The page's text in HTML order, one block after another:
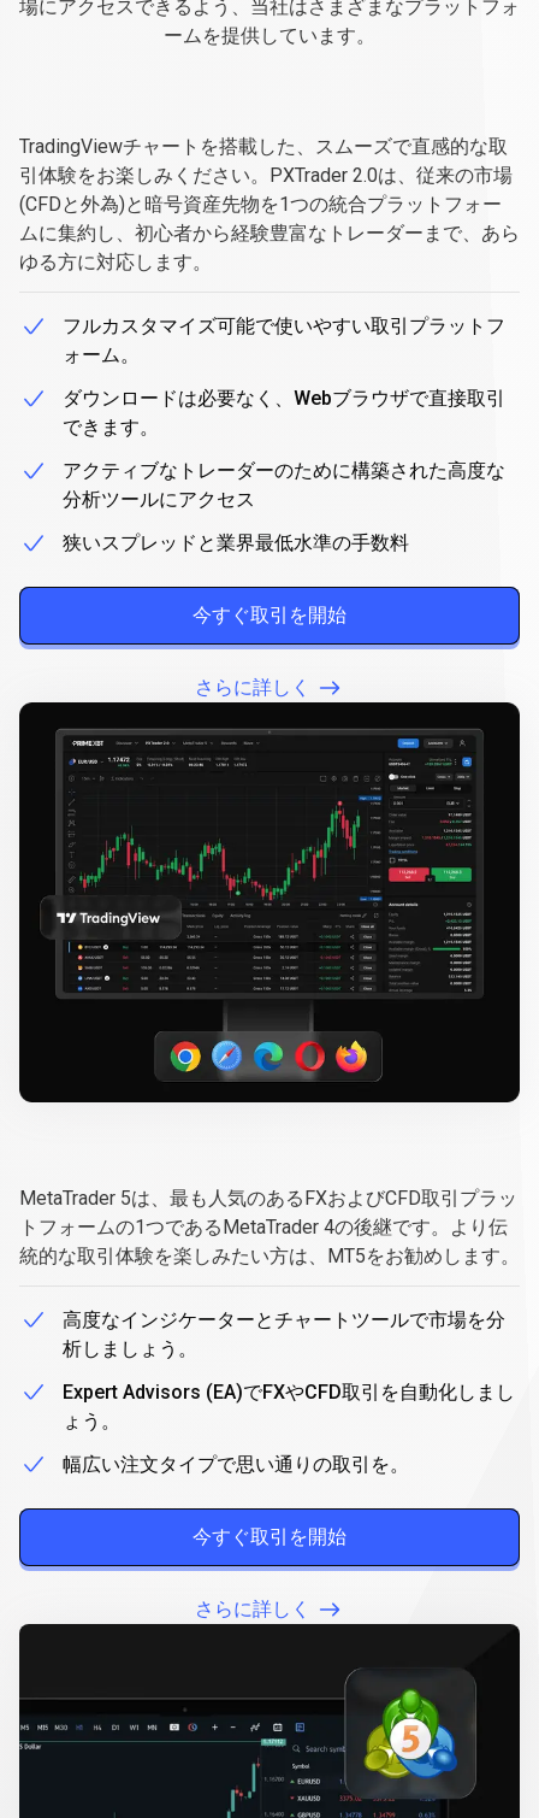
る
ズ
に
対
応
す
る
取
引
プ
ラ
ッ
フ
ォ
ー
ム
場にアクセスできるよう、当社はさまざまなプラットフォ
ームを提供しています。
2.0
PXTrader 2.0
TradingViewチャートを搭載した、スムーズで直感的な取
引体験をお楽しみください。PXTrader 2.0は、従来の市場
(CFDと外為)と暗号資産先物を1つの統合プラットフォー
ムに集約し、初心者から経験豊富なトレーダーまで、あら
ゆる方に対応します。
フルカスタマイズ可能で使いやすい取引プラットフ
ォーム。
ダウンロードは必要なく、Webブラウザで直接取引
できます。
アクティブなトレーダーのために構築された高度な
分析ツールにアクセス
狭いスプレッドと業界最低水準の手数料
今すぐ取引を開始
さらに詳しく
5
MetaTrader 5
MetaTrader 5は、最も人気のあるFXおよびCFD取引プラッ
トフォームの1つであるMetaTrader 4の後継です。より伝
統的な取引体験を楽しみたい方は、MT5をお勧めします。
高度なインジケーターとチャートツールで市場を分
析しましょう。
Expert Advisors (EA)でFXやCFD取引を自動化しまし
ょう。
幅広い注文タイプで思い通りの取引を。
今すぐ取引を開始
さらに詳しく